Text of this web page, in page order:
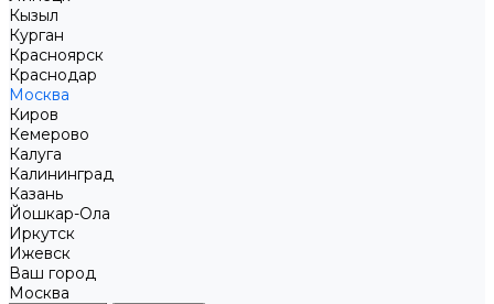
Кызыл
Курган
Красноярск
Краснодар
Москва
Киров
Кемерово
Калуга
Калининград
Казань
Йошкар-Ола
Иркутск
Ижевск
Ваш город
Москва